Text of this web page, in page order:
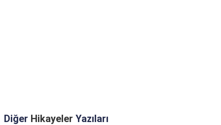
Diğer Hikayeler Yazıları